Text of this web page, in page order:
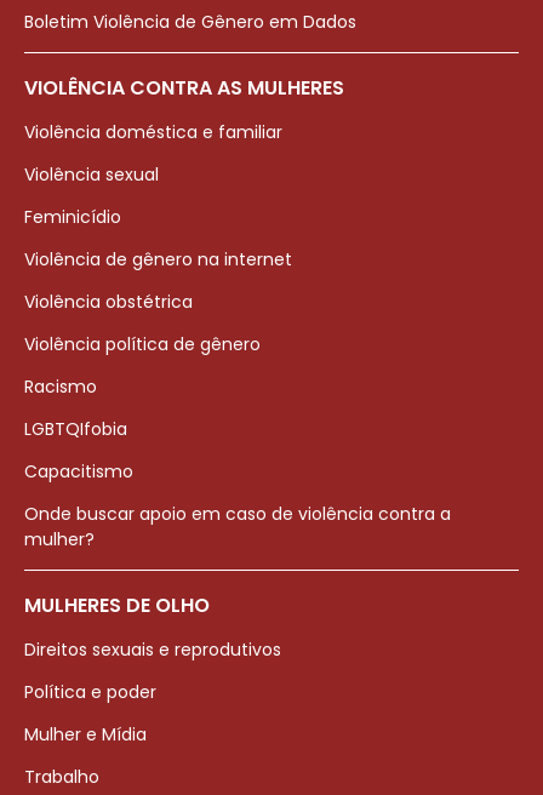
Boletim Violência de Gênero em Dados
VIOLÊNCIA CONTRA AS MULHERES
Violência doméstica e familiar
Violência sexual
Feminicídio
Violência de gênero na internet
Violência obstétrica
Violência política de gênero
Racismo
LGBTQIfobia
Capacitismo
Onde buscar apoio em caso de violência contra a
mulher?
MULHERES DE OLHO
Direitos sexuais e reprodutivos
Política e poder
Mulher e Mídia
Trabalho